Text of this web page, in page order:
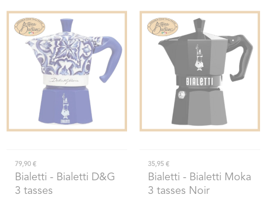
79,90 €
Bialetti - Bialetti D&G
3 tasses
35,95 €
Bialetti - Bialetti Moka
3 tasses Noir